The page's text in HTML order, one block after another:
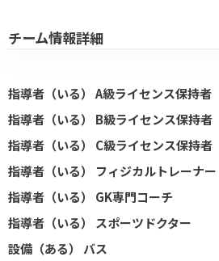
チーム情報詳細
指導者（いる） A級ライセンス保持者
指導者（いる） B級ライセンス保持者
指導者（いる） C級ライセンス保持者
指導者（いる） フィジカルトレーナー
指導者（いる） GK専門コーチ
指導者（いる） スポーツドクター
設備（ある） バス